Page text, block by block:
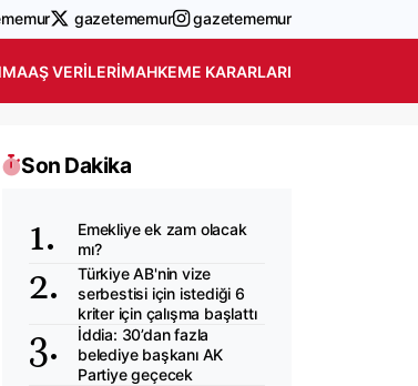
gazetememur gazetememur
MAAŞ VERILERIMAHKEME KARARLARI
Son Dakika
Emekliye ek zam olacak
mı?
Türkiye AB'nin vize
serbestisi için istediği 6
kriter için çalışma başlattı
İddia: 30’dan fazla
belediye başkanı AK
Partiye geçecek